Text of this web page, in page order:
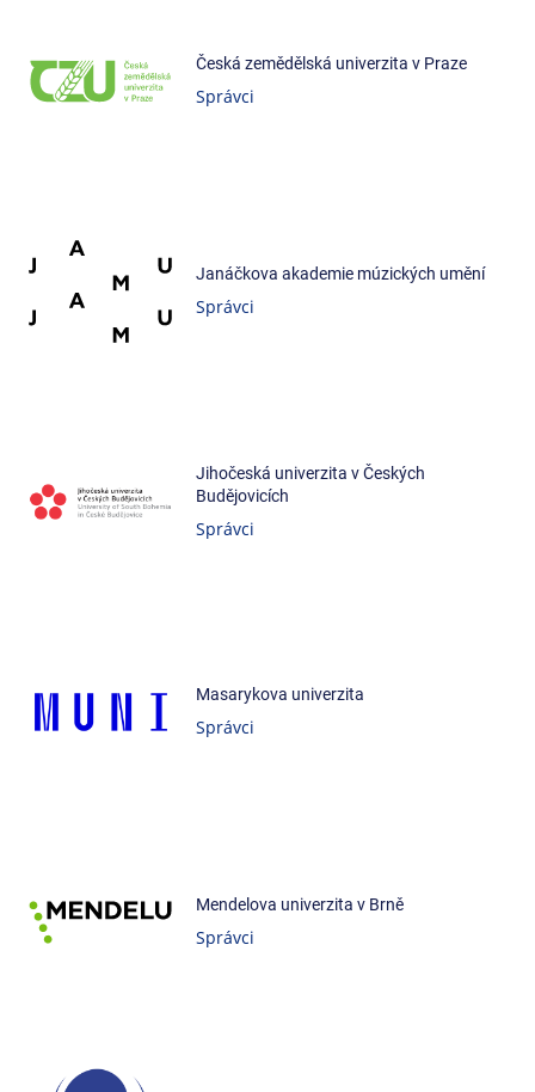
Česká zemědělská univerzita v Praze
Správci
Janáčkova akademie múzických umění
Správci
Jihočeská univerzita v Českých
Budějovicích
Správci
Masarykova univerzita
Správci
Mendelova univerzita v Brně
Správci